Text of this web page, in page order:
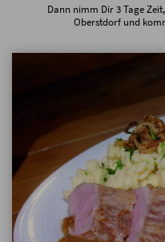
Dann nimm Dir 3 Tage
Oberstdorf und